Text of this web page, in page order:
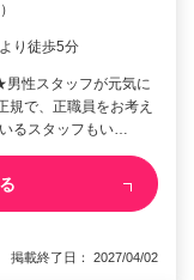
り徒歩5分
性スタッフが元気に
で、正職員をお考え
るスタッフもい…
載終了日： 2027/04/02